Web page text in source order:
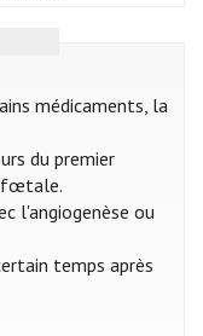
médicaments, la
du premier
fœtale.
l'angiogenèse ou
temps après